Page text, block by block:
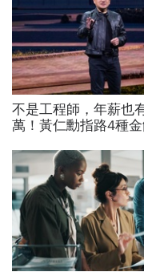
不是工程師，年薪也
萬！黃仁勳指路4種
過優渥生活…AI時代
業曝光